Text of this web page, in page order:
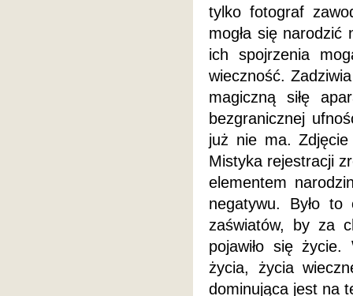
tylko fotograf
mogła się narodzić
ich spojrzenia
wieczność.
magiczną siłę
bezgranicznej
już nie ma.
Mistyka rejestracji
elementem
negatywu. Było
zaświatów, by za
pojawiło się życie.
życia, życia
dominująca jest na